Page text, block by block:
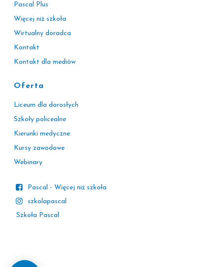
Pascal Plus
Więcej niż szkoła
Wirtualny doradca
Kontakt
Kontakt dla mediów
Oferta
Liceum dla dorosłych
Szkoły policealne
Kierunki medyczne
Kursy zawodowe
Webinary
Pascal - Więcej niż szkoła
szkolapascal
Szkoła Pascal